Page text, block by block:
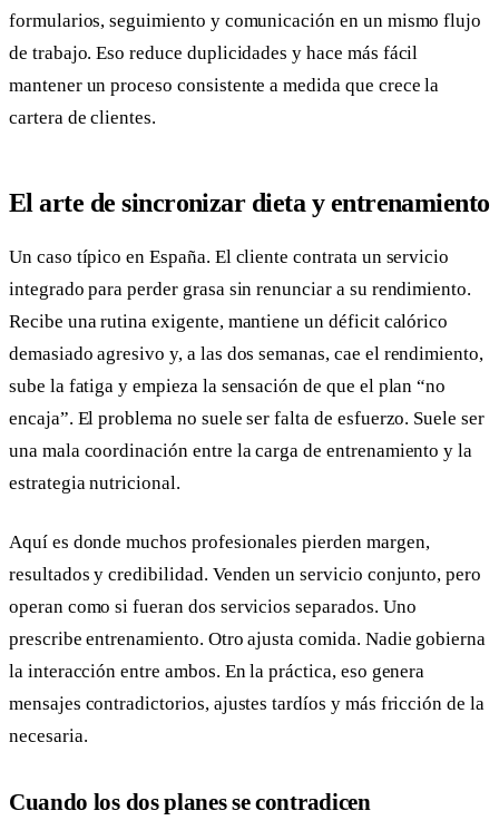
formularios, seguimiento y comunicación en un mismo flujo
de trabajo. Eso reduce duplicidades y hace más fácil
mantener un proceso consistente a medida que crece la
cartera de clientes.
El arte de sincronizar dieta y entrenamiento
Un caso típico en España. El cliente contrata un servicio
integrado para perder grasa sin renunciar a su rendimiento.
Recibe una rutina exigente, mantiene un déficit calórico
demasiado agresivo y, a las dos semanas, cae el rendimiento,
sube la fatiga y empieza la sensación de que el plan “no
encaja”. El problema no suele ser falta de esfuerzo. Suele ser
una mala coordinación entre la carga de entrenamiento y la
estrategia nutricional.
Aquí es donde muchos profesionales pierden margen,
resultados y credibilidad. Venden un servicio conjunto, pero
operan como si fueran dos servicios separados. Uno
prescribe entrenamiento. Otro ajusta comida. Nadie gobierna
la interacción entre ambos. En la práctica, eso genera
mensajes contradictorios, ajustes tardíos y más fricción de la
necesaria.
Cuando los dos planes se contradicen